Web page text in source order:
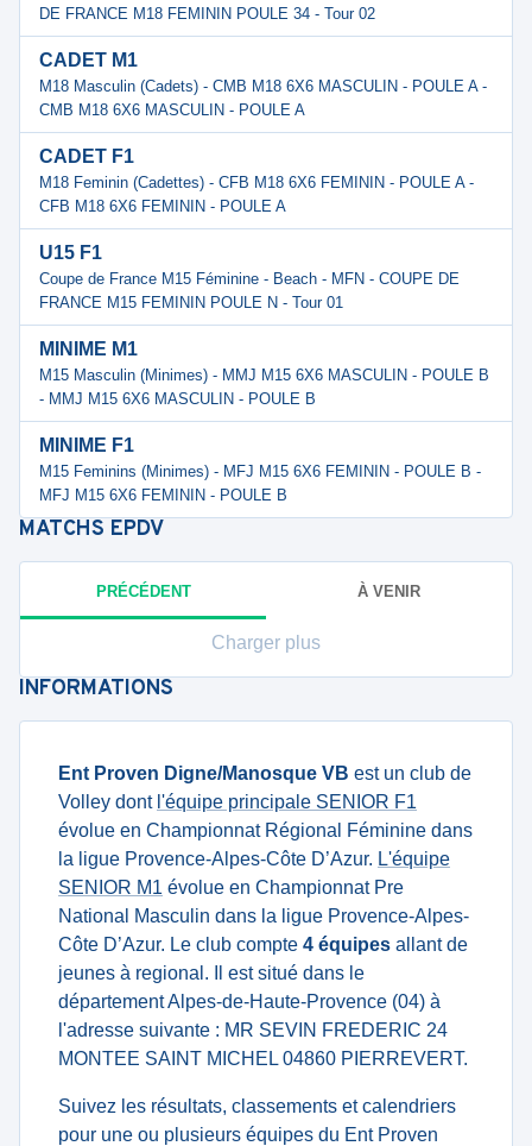
DE FRANCE M18 FEMININ POULE 34 - Tour 02
CADET M1
M18 Masculin (Cadets) - CMB M18 6X6 MASCULIN - POULE A -
CMB M18 6X6 MASCULIN - POULE A
CADET F1
M18 Feminin (Cadettes) - CFB M18 6X6 FEMININ - POULE A -
CFB M18 6X6 FEMININ - POULE A
U15 F1
Coupe de France M15 Féminine - Beach - MFN - COUPE DE
FRANCE M15 FEMININ POULE N - Tour 01
MINIME M1
M15 Masculin (Minimes) - MMJ M15 6X6 MASCULIN - POULE B
- MMJ M15 6X6 MASCULIN - POULE B
MINIME F1
M15 Feminins (Minimes) - MFJ M15 6X6 FEMININ - POULE B -
MFJ M15 6X6 FEMININ - POULE B
MATCHS EPDV
PRÉCÉDENT À VENIR
Charger plus
INFORMATIONS
Ent Proven Digne/Manosque VB est un club de
Volley dont l'équipe principale SENIOR F1
évolue en Championnat Régional Féminine dans
la ligue Provence-Alpes-Côte D’Azur. L'équipe
SENIOR M1 évolue en Championnat Pre
National Masculin dans la ligue Provence-Alpes-
Côte D’Azur. Le club compte 4 équipes allant de
jeunes à regional. Il est situé dans le
département Alpes-de-Haute-Provence (04) à
l'adresse suivante : MR SEVIN FREDERIC 24
MONTEE SAINT MICHEL 04860 PIERREVERT.
Suivez les résultats, classements et calendriers
pour une ou plusieurs équipes du Ent Proven